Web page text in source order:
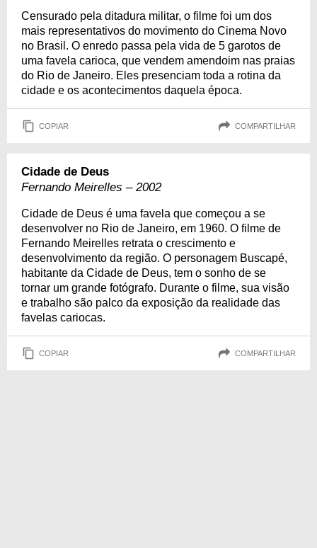
Censurado pela ditadura militar, o filme foi um dos
mais representativos do movimento do Cinema Novo
no Brasil. O enredo passa pela vida de 5 garotos de
uma favela carioca, que vendem amendoim nas praias
do Rio de Janeiro. Eles presenciam toda a rotina da
cidade e os acontecimentos daquela época.
COPIAR COMPARTILHAR
Cidade de Deus
Fernando Meirelles – 2002
Cidade de Deus é uma favela que começou a se
desenvolver no Rio de Janeiro, em 1960. O filme de
Fernando Meirelles retrata o crescimento e
desenvolvimento da região. O personagem Buscapé,
habitante da Cidade de Deus, tem o sonho de se
tornar um grande fotógrafo. Durante o filme, sua visão
e trabalho são palco da exposição da realidade das
favelas cariocas.
COPIAR COMPARTILHAR